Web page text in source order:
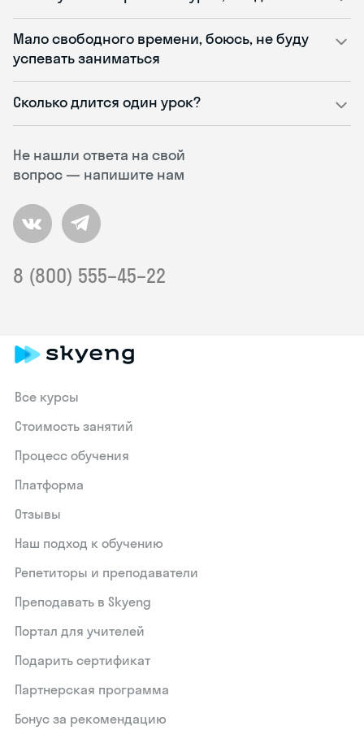
Не нашли ответа на свой
вопрос — напишите нам
8 (800) 555–45–22
Мало свободного времени, боюсь, не буду
успевать заниматься
Сколько длится один урок?
Все курсы
Стоимость занятий
Процесс обучения
Платформа
Отзывы
Наш подход к обучению
Репетиторы и преподаватели
Преподавать в Skyeng
Портал для учителей
Подарить сертификат
Партнерская программа
Бонус за рекомендацию